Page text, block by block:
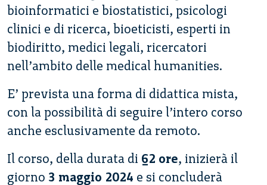
bioinformatici e biostatistici, psicologi
clinici e di ricerca, bioeticisti, esperti in
biodiritto, medici legali, ricercatori
nell’ambito delle medical humanities.
E’ prevista una forma di didattica mista,
con la possibilità di seguire l’intero corso
anche esclusivamente da remoto.
Il corso, della durata di 62 ore, inizierà il
giorno 3 maggio 2024 e si concluderà